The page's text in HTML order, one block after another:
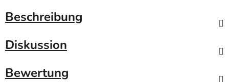
Beschreibung
Diskussion
Bewertung